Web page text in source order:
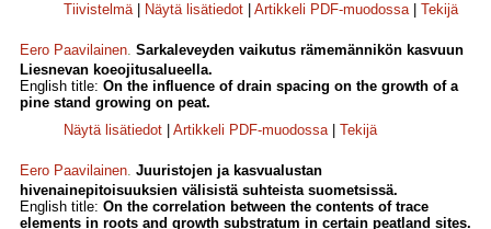
Tiivistelmä| Näytä lisätiedot Artikkeli PDF-muodossa| Tekijä
Eero Paavilainen. Sarkaleveyden vaikutus rämemännikön kasvuun
Liesnevan koeojitusalueella.
English title: On the influence of drain spacing on the growth of a
pine stand growing on peat.
Näytä lisätiedot
Artikkeli PDF-muodossa| Tekijä
Eero Paavilainen. Juuristojen ja kasvualustan
hivenainepitoisuuksien välisistä suhteista suometsissä.
English title: On the correlation between the contents of trace
elements in roots and growth substratum in certain peatland sites.